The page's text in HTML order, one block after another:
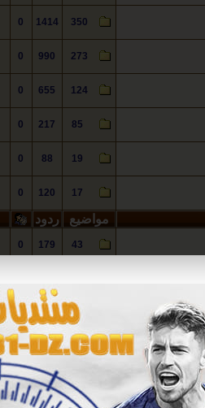
350
1414
0
273
990
0
124
655
0
85
217
0
19
88
0
17
120
0
مواضيع ردود
43
179
0
10
43
0
30
112
0
ردود
127
292
0